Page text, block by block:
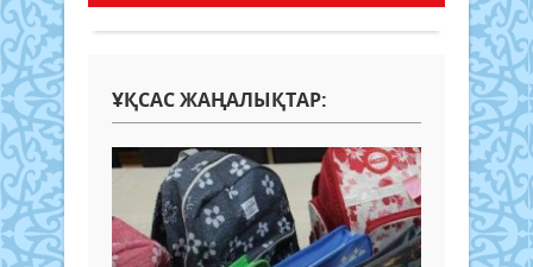
ҰҚСАС ЖАҢАЛЫҚТАР: